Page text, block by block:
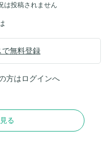
は投稿されません
で無料登録
方はログインへ
る